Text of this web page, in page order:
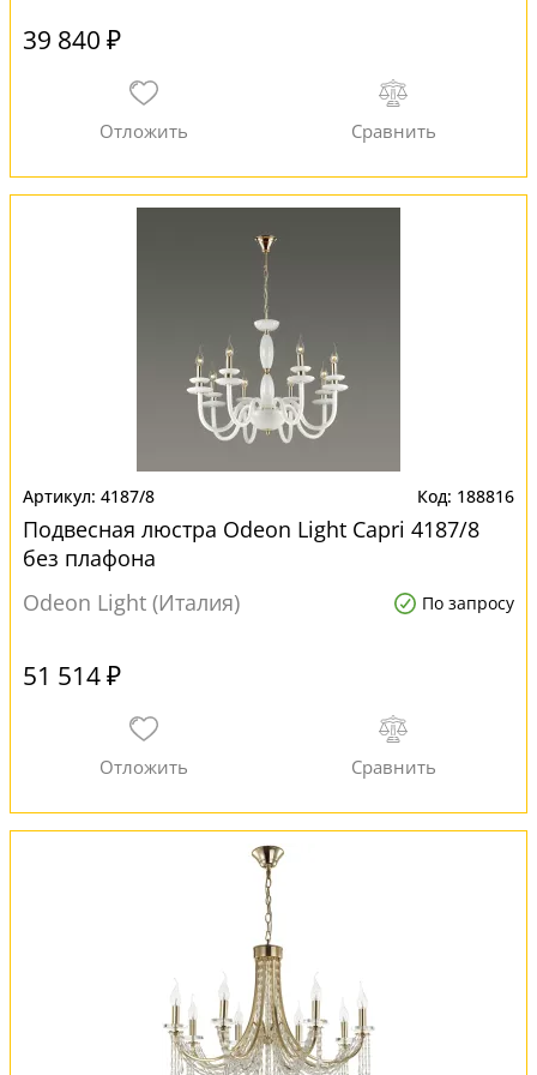
39 840 ₽
4187/8 188816
Подвесная люстра Odeon Light Capri 4187/8
без плафона
Odeon Light (Италия)
По запросу
51 514 ₽